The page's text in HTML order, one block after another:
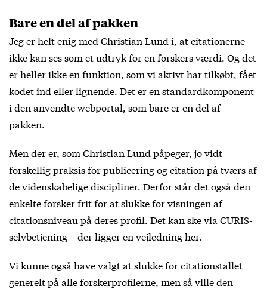
Bare en del af pakken
Jeg er helt enig med Christian Lund i, at citationerne
ikke kan ses som et udtryk for en forskers værdi. Og det
er heller ikke en funktion, som vi aktivt har tilkøbt, fået
kodet ind eller lignende. Det er en standardkomponent
i den anvendte webportal, som bare er en del af
pakken.
Men der er, som Christian Lund påpeger, jo vidt
forskellig praksis for publicering og citation på tværs af
de videnskabelige discipliner. Derfor står det også den
enkelte forsker frit for at slukke for visningen af
citationsniveau på deres profil. Det kan ske via CURIS-
selvbetjening – der ligger en vejledningher.
Vi kunne også have valgt at slukke for citationstallet
generelt på alle forskerprofilerne, men så ville den